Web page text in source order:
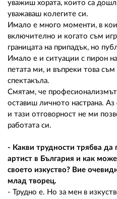
уважиш хората, които са
уважаваш колегите си.
Имало е много моменти, в
включително и когато съм
границата на припадък, но
Имало е и ситуации с пирон
петата ми, и въпреки това
спектакъла.
Смятам, че професионализмът
оставиш личното настрана.
и тази отговорност не ми
работата си.
- Какви трудности трябва
артист в България и как
своето изкуство? Вие
млад творец.
- Трудно е. Но за мен в